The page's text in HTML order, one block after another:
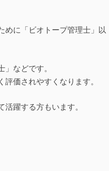
めに「ビオトープ管理士」以
などです。
価されやすくなります。
躍する方もいます。